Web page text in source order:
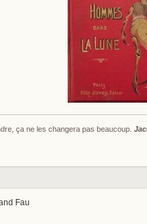
ça ne les changera pas beaucoup.
Fau